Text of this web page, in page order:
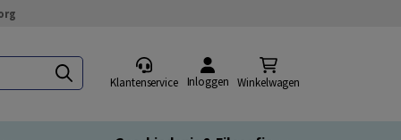
Klantenservice Inloggen Winkelwagen